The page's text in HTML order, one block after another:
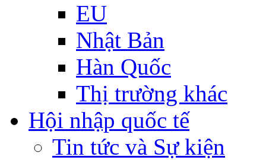
EU
Nhật Bản
Hàn Quốc
Thị trường khác
Hội nhập quốc tế
Tin tức và Sự kiện